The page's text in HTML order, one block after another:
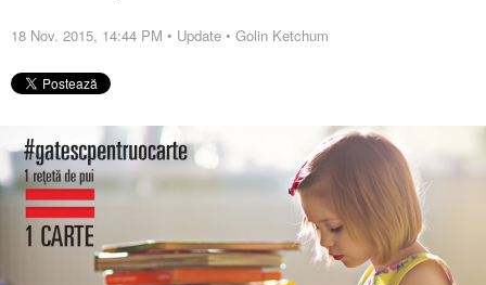
18 Nov. 2015, 14:44 PM • Update • Golin Ketchum